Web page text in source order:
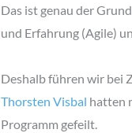
Das ist genau der
und Erfahrung (Agile)
Deshalb führen wir bei
Thorsten Visbal hatten
Programm gefeilt.